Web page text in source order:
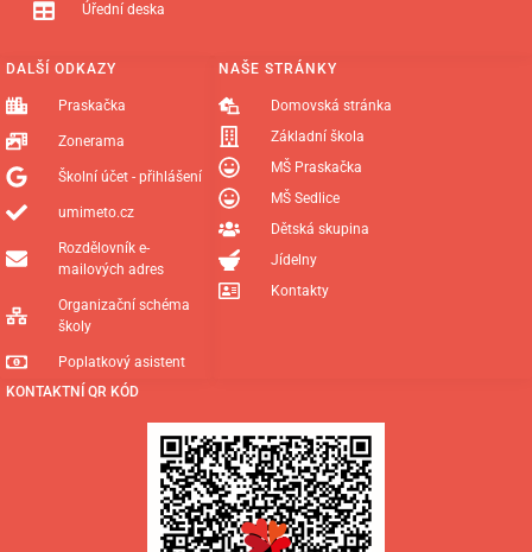
KONTAKTNÍ QR KÓD
NAŠE STRÁNKY
Domovská stránka
Základní škola
MŠ Praskačka
MŠ Sedlice
Dětská skupina
Jídelny
Kontakty
DALŠÍ ODKAZY
Praskačka
Zonerama
Školní účet - přihlášení
umimeto.cz
Rozdělovník e-
mailových adres
Organizační schéma
školy
Poplatkový asistent
Úřední deska